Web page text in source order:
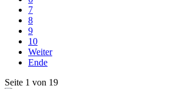
7
8
9
10
Weiter
Ende
Seite 1 von 19